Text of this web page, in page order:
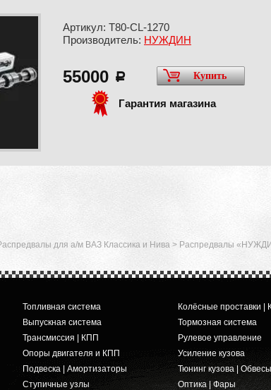
Артикул: T80-CL-1270
Производитель: НУЖДИН
55000 a Купить
Гарантия магазина
для а/м ВАЗ Классика и Нива > Распредвалы
Топливная система
Выпускная система
Трансмиссия | КПП
Опоры двигателя и КПП
Подвеска | Амортизаторы
Ступичные узлы
Колёсные проставки |
Тормозная система
Рулевое управление
Усиление кузова
Тюнинг кузова | Обвесы
Оптика | Фары